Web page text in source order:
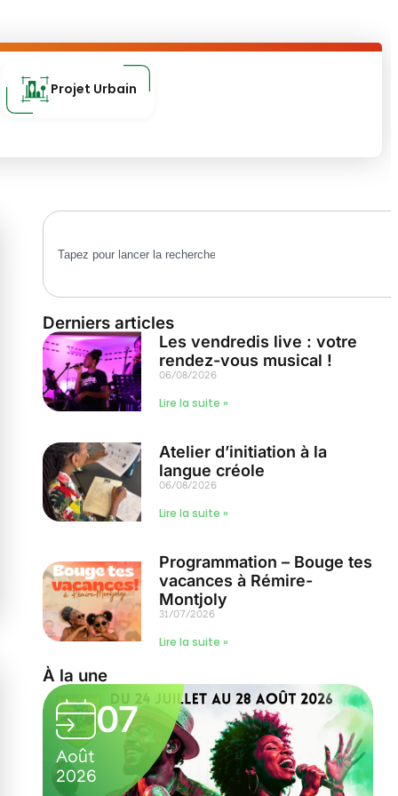
Projet Urbain
Derniers articles
Les vendredis live : votre
rendez-vous musical !
06/08/2026
Lire la suite »
Atelier d’initiation à la
langue créole
06/08/2026
Lire la suite »
Programmation – Bouge tes
vacances à Rémire-
Montjoly
31/07/2026
Lire la suite »
À la une
03
Août
2026